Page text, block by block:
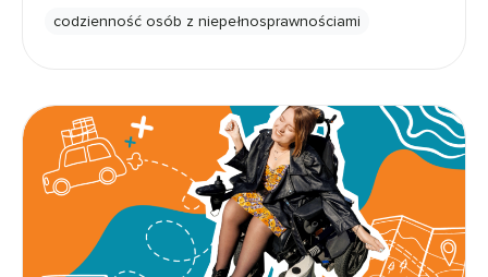
codzienność osób z niepełnosprawnościami